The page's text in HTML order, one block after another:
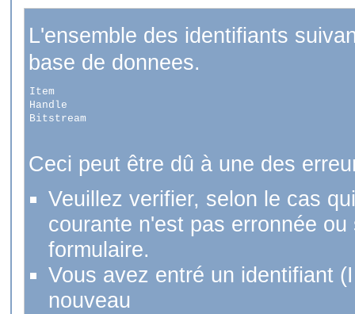
L'ensemble des identifiants
base de donnees.
Item
Handle
Bitstream
Ceci peut être dû à une des
Veuillez verifier, selon le cas
courante n'est pas erronnée
formulaire.
Vous avez entré un identifiant
nouveau